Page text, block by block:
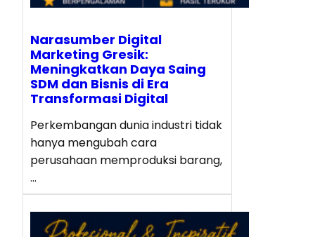
Narasumber Digital
Marketing Gresik:
Meningkatkan Daya Saing
SDM dan Bisnis di Era
Transformasi Digital
Perkembangan dunia industri tidak
hanya mengubah cara
perusahaan memproduksi barang,
…